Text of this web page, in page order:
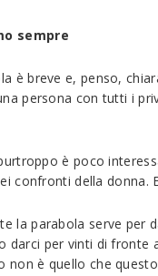
sempre
è breve e, penso,
persona con tutti i
è poco
confronti della donna.
la parabola serve per
darci per vinti di fronte
non è quello che